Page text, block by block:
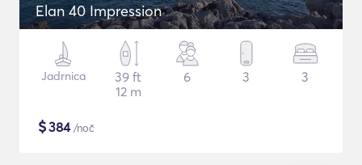
Elan 40 Impression
Jadrnica
39 ft
12 m
6 3 3
$384/noč